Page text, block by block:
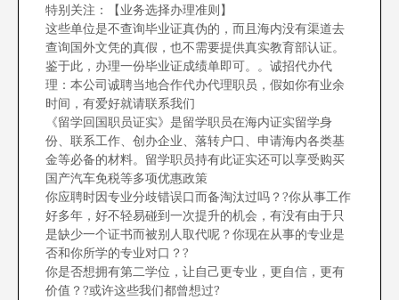
特别关注：【业务选择办理准则】
这些单位是不查询毕业证真伪的，而且海内没有渠道去
查询国外文凭的真假，也不需要提供真实教育部认证。
鉴于此，办理一份毕业证成绩单即可。。诚招代办代
理：本公司诚聘当地合作代办代理职员，假如你有业余
时间，有爱好就请联系我们
《留学回国职员证实》是留学职员在海内证实留学身
份、联系工作、创办企业、落转户口、申请海内各类基
金等必备的材料。留学职员持有此证实还可以享受购买
国产汽车免税等多项优惠政策
你应聘时因专业分歧错误口而备淘汰过吗？?你从事工作
好多年，好不轻易碰到一次提升的机会，有没有由于只
是缺少一个证书而被别人取代呢？你现在从事的专业是
否和你所学的专业对口？?
你是否想拥有第二学位，让自己更专业，更自信，更有
价值？?或许这些我们都曾想过?